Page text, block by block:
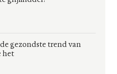
gezondste trend van
het